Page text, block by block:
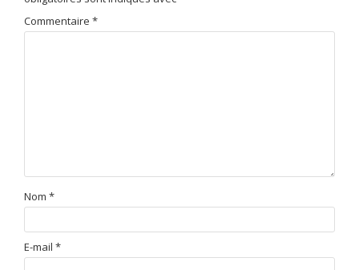
Commentaire *
Nom *
E-mail *